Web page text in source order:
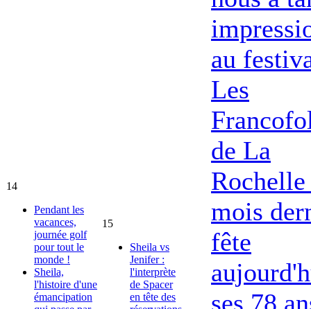
14
Pendant les
vacances,
journée golf
pour tout le
monde !
Sheila,
l'histoire d'une
émancipation
15
Sheila vs
Jenifer :
l'interprète
de Spacer
en tête des
au
Les
de La
mois
fête
ses 78